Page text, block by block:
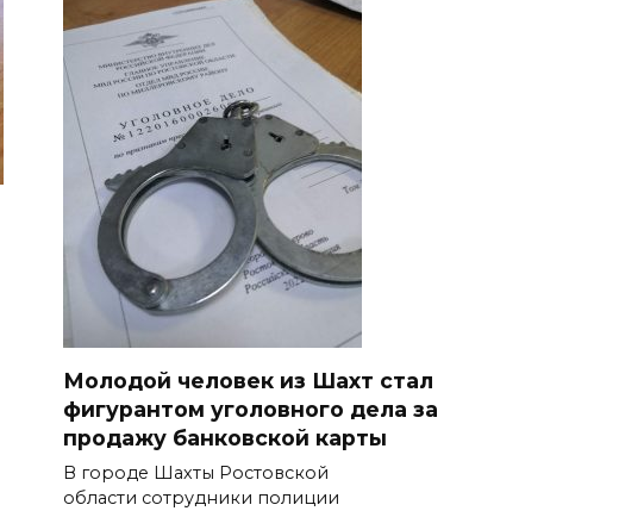
Молодой человек из Шахт стал
фигурантом уголовного дела за
продажу банковской карты
В городе Шахты Ростовской
области сотрудники полиции